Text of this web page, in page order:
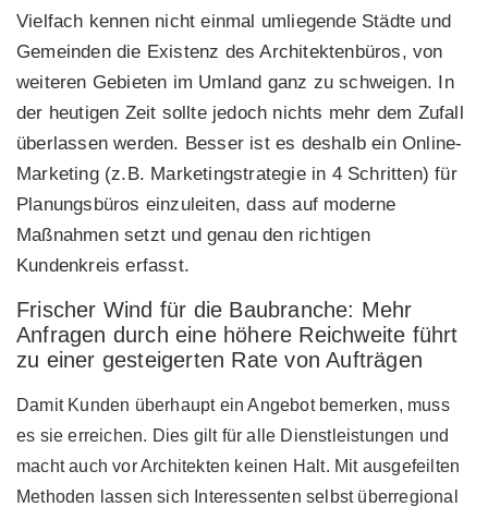
Vielfach kennen nicht einmal umliegende Städte und
Gemeinden die Existenz des Architektenbüros, von
weiteren Gebieten im Umland ganz zu schweigen. In
der heutigen Zeit sollte jedoch nichts mehr dem Zufall
überlassen werden. Besser ist es deshalb ein Online-
Marketing (z.B. Marketingstrategie in 4 Schritten) für
Planungsbüros einzuleiten, dass auf moderne
Maßnahmen setzt und genau den richtigen
Kundenkreis erfasst.
Frischer Wind für die Baubranche: Mehr
Anfragen durch eine höhere Reichweite führt
zu einer gesteigerten Rate von Aufträgen
Damit Kunden überhaupt ein Angebot bemerken, muss
es sie erreichen. Dies gilt für alle Dienstleistungen und
macht auch vor Architekten keinen Halt. Mit ausgefeilten
Methoden lassen sich Interessenten selbst überregional